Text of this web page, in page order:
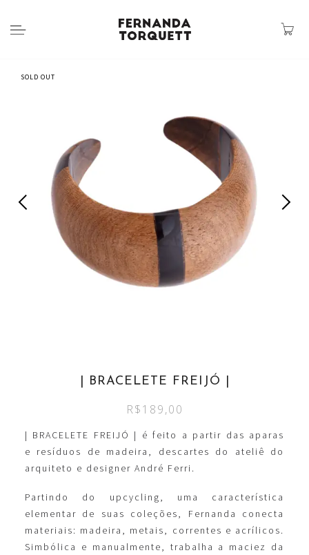
SOLD OUT
| BRACELETE FREIJÓ |
R$189,00
| BRACELETE FREIJÓ | é feito a partir das aparas
e resíduos de madeira, descartes do ateliê do
arquiteto e designer André Ferri.
Partindo do upcycling, uma característica
elementar de suas coleções, Fernanda conecta
materiais: madeira, metais, correntes e acrílicos.
Simbólica e manualmente, trabalha a maciez da